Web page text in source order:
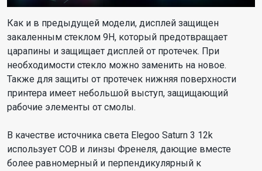
Как и в предыдущей модели, дисплей защищен
закаленным стеклом 9H, который предотвращает
царапины и защищает дисплей от протечек. При
необходимости стекло можно заменить на новое.
Также для защиты от протечек нижняя поверхности
принтера имеет небольшой выступ, защищающий
рабочие элементы от смолы.
В качестве источника света Elegoo Saturn 3 12k
использует COB и линзы Френеля, дающие вместе
более равномерный и перпендикулярный к